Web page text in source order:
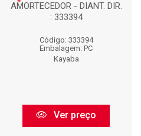
AMORTECEDOR - DIANT. DIR.
: 333394
Código: 333394
Embalagem: PC
Kayaba
Ver preço